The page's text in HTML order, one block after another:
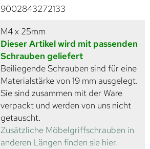
9002843272133
M4 x 25mm
Dieser Artikel wird mit passenden
Schrauben geliefert
Beiliegende Schrauben sind für eine
Materialstärke von 19 mm ausgelegt.
Sie sind zusammen mit der Ware
verpackt und werden von uns nicht
getauscht.
Zusätzliche Möbelgriffschrauben in
anderen Längen finden sie hier.